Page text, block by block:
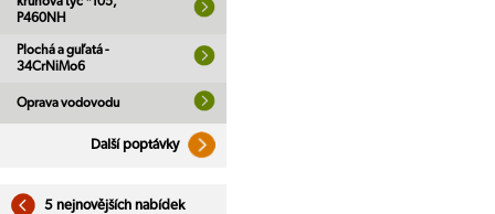
P460NH
Plochá a guľatá -
34CrNiMo6
Oprava vodovodu
Další poptávky
5 nejnovějších nabídek